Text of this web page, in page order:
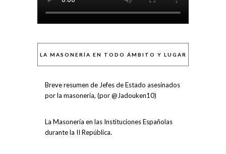
LA MASONERÍA EN TODO ÁMBITO Y LUGAR
Breve resumen de Jefes de Estado asesinados
por la masonería, (por @Jadouken10)
La Masonería en las Instituciones Españolas
durante la II República.